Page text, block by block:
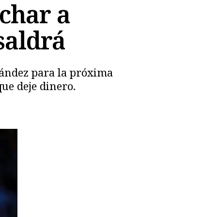
a
para la próxima
deje dinero.